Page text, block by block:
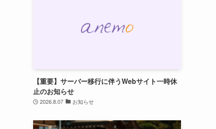
【重要】サーバー移行に伴うWebサイト一時休
止のお知らせ
2026.8.07 お知らせ